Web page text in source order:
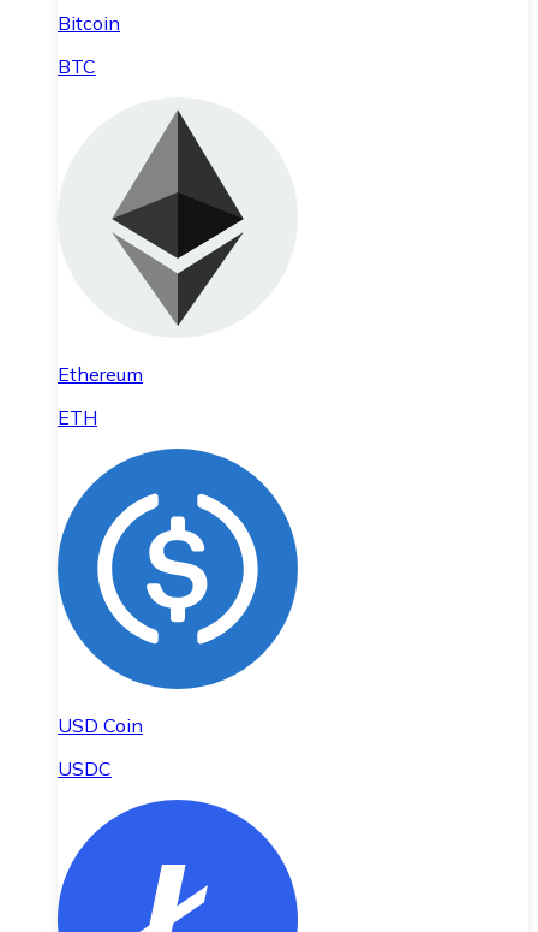
Bitcoin
BTC
Ethereum
ETH
USD Coin
USDC